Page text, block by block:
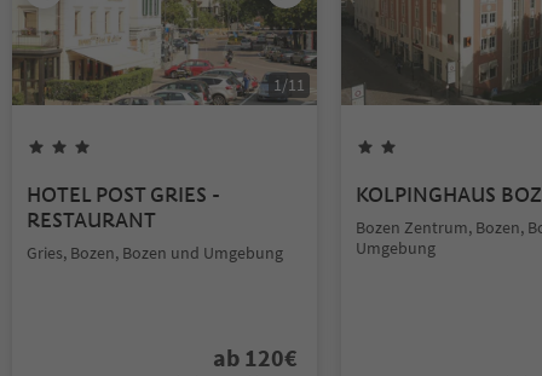
1/11
HOTEL POST GRIES -
RESTAURANT
Gries, Bozen, Bozen und Umgebung
ab 120€
KOLPINGHAUS
Bozen Zentrum, Bozen,
Umgebung